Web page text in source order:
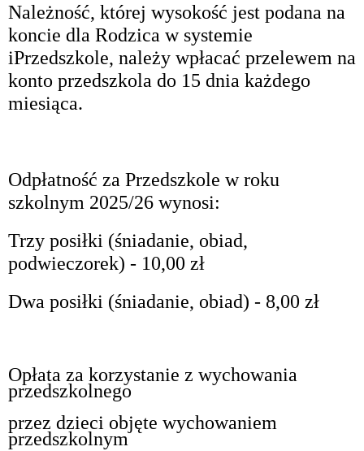
Należność, której wysokość jest podana na
koncie dla Rodzica w systemie
iPrzedszkole, należy wpłacać przelewem na
konto przedszkola do 15 dnia każdego
miesiąca.
Odpłatność za Przedszkole w roku
szkolnym 2025/26 wynosi:
Trzy posiłki (śniadanie, obiad,
podwieczorek) - 10,00 zł
Dwa posiłki (śniadanie, obiad) - 8,00 zł
Opłata za korzystanie z wychowania
przedszkolnego
przez dzieci objęte wychowaniem
przedszkolnym